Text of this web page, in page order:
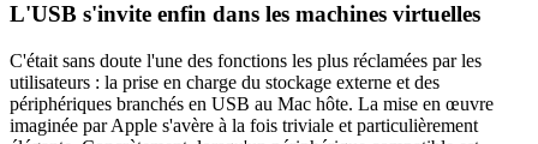
L'USB s'invite enfin dans les machines virtuelles
C'était sans doute l'une des fonctions les plus réclamées par les
utilisateurs : la prise en charge du stockage externe et des
périphériques branchés en USB au Mac hôte. La mise en œuvre
imaginée par Apple s'avère à la fois triviale et particulièrement